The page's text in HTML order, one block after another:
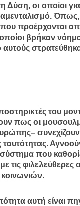
Δύση, οι οποίοι για
προέρχονται
οποίοι βρήκαν
αυτούς
του
πως οι
ταυτότητας.
σύστημα που
φιλελεύθερες
αυτή είναι